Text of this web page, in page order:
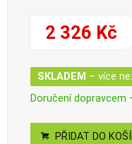
2 326 Kč
SKLADEM – více
Doručení dopravcem
PŘIDAT DO